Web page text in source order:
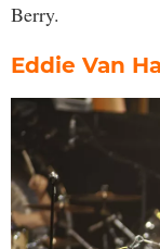
Berry.
Eddie Van